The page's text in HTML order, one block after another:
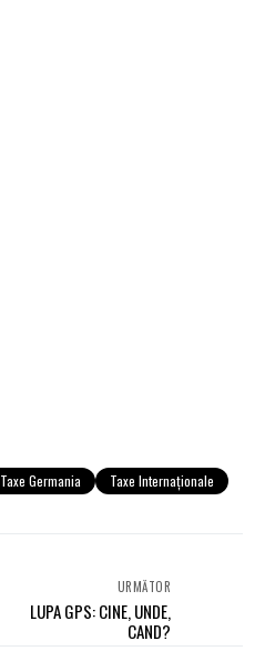
Taxe Germania Taxe Internaționale
URMĂTOR
LUPA GPS: CINE, UNDE,
CAND?